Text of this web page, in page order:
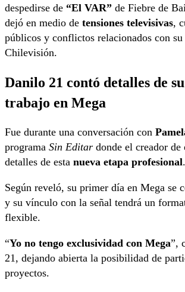
despedirse de “El VAR” de Fiebre de
dejó en medio de tensiones televisivas,
públicos y conflictos relacionados con su
Chilevisión.
Danilo 21 contó detalles de
trabajo en Mega
Fue durante una conversación con
programa Sin Editar donde el creador
detalles de esta nueva etapa profesional.
Según reveló, su primer día en Mega se
y su vínculo con la señal tendrá un
flexible.
“Yo no tengo exclusividad con Mega”,
21, dejando abierta la posibilidad de
proyectos.